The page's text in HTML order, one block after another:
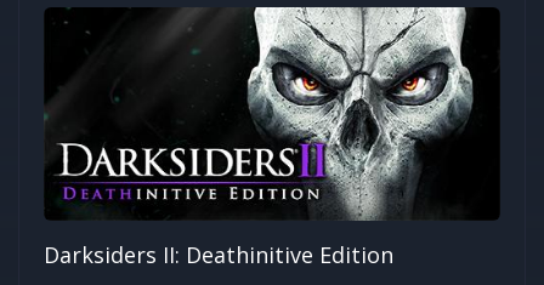
Darksiders II: Deathinitive Edition